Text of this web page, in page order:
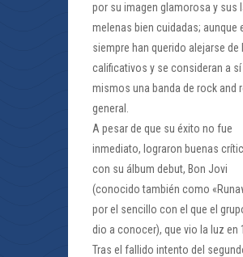
por su imagen glamorosa y sus
melenas bien cuidadas; aunque
siempre han querido alejarse de
calificativos y se consideran a sí
mismos una banda de rock and
general.
A pesar de que su éxito no fue
inmediato, lograron buenas
con su álbum debut, Bon Jovi
(conocido también como
por el sencillo con el que el
dio a conocer), que vio la luz en
Tras el fallido intento del